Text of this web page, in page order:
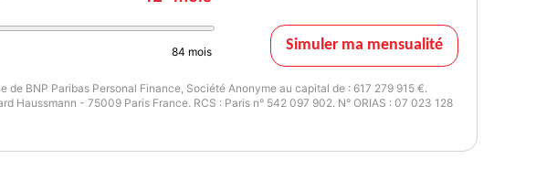
84 mois Simuler ma mensualité
de BNP Paribas Personal Finance, Société Anonyme au capital de : 617 279 915 €.
Haussmann - 75009 Paris France. RCS : Paris n° 542 097 902. N° ORIAS : 07 023 128